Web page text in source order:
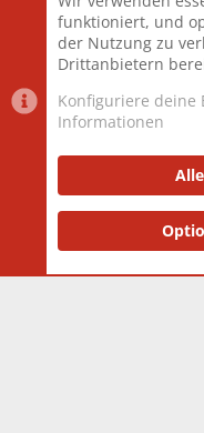
Mitglieder
Neuestes Mitglied
Community platform by
and add-ons by
funktioniert, und
der Nutzung zu
Drittanbietern
Konfiguriere deine
Informationen